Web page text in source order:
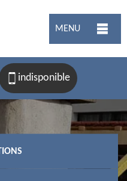
MENU
indisponible